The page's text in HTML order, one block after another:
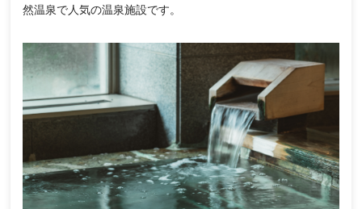
然温泉で人気の温泉施設です。